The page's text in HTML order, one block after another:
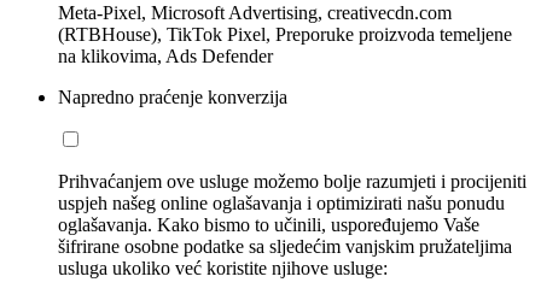
Meta-Pixel, Microsoft Advertising, creativecdn.com
(RTBHouse), TikTok Pixel, Preporuke proizvoda temeljene
na klikovima, Ads Defender
Napredno praćenje konverzija
Prihvaćanjem ove usluge možemo bolje razumjeti i procijeniti
uspjeh našeg online oglašavanja i optimizirati našu ponudu
oglašavanja. Kako bismo to učinili, uspoređujemo Vaše
šifrirane osobne podatke sa sljedećim vanjskim pružateljima
usluga ukoliko već koristite njihove usluge: